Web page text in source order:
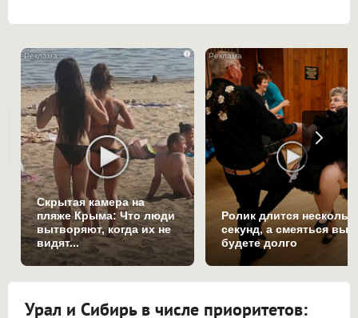
i
Скрытая камера на
пляже Крыма: Что люди
вытворяют, когда их не
видят...
Ролик длится
секунд, а смеяться вы
будете долго
Урал и Сибирь в числе приоритетов: